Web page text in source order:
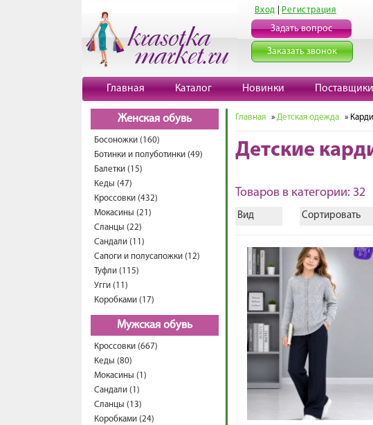
Вход Регистрация
Задать вопрос
Заказать звонок
Главная Каталог Новинки Поставщики
Женская обувь
Босоножки (160)
Ботинки и полуботинки (49)
Балетки (15)
Кеды (47)
Кроссовки (432)
Мокасины (21)
Сланцы (22)
Сандали (11)
Сапоги и полусапожки (12)
Туфли (115)
Угги (11)
Коробками (17)
Мужская обувь
Кроссовки (667)
Кеды (80)
Мокасины (1)
Сандали (1)
Сланцы (13)
Коробками (24)
Главная » Детская одежда »
Детские
Товаров в категории: 32
Вид Сортировать